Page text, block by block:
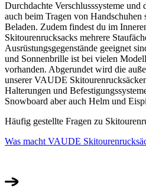
Durchdachte Verschlusssysteme
auch beim Tragen von Handschuhen
Beladen. Zudem findest du im
Skitourenrucksacks mehrere
Ausrüstungsgegenstände geeignet
und Sonnenbrille ist bei vielen
vorhanden. Abgerundet wird die
unserer VAUDE
Halterungen und
Snowboard aber auch Helm und
Häufig gestellte Fragen zu
Was macht VAUDE